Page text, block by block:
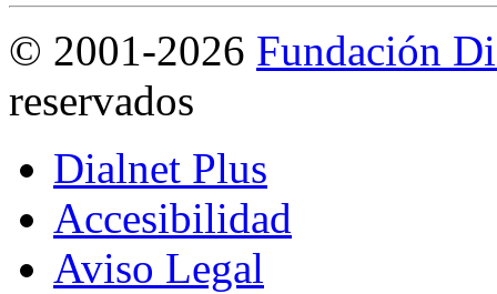
© 2001-2026 Fundación
reservados
Dialnet Plus
Accesibilidad
Aviso Legal